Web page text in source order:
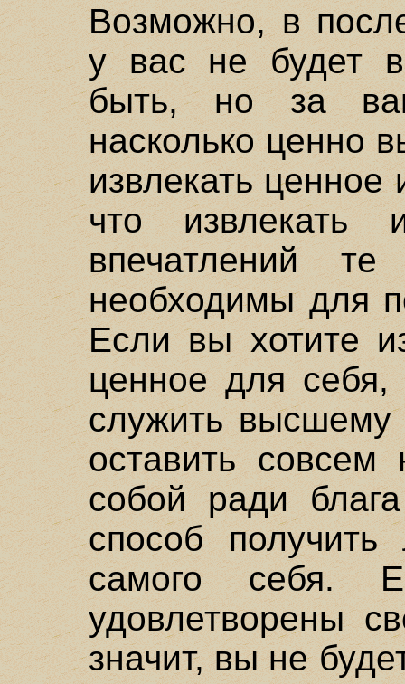
Возможно, в
у вас не будет
быть, но за
насколько ценно
извлекать
что
впечатлений те
необходимы для
Если вы хотите
ценное для
служить высшему
оставить совсем
собой ради
способ
самого себя.
удовлетворены
значит, вы не